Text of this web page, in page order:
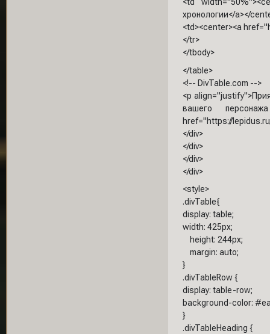
<td
хронологии</a></
<td><center><a
</tr>
</tbody>
</table>
<!-- DivTable.com -->
<p
вашего
href="https://
</div>
</div>
</div>
</div>
<style>
.divTable{
display: table;
width: 425px;
height: 244px;
margin: auto;
}
.divTableRow {
display: table-row;
background-color:
}
.divTableHeading {